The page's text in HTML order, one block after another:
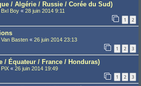
/ Algérie / Russie / Corée du Sud)
Bxl Boy « 28 juin 2014 9:11
1 2
Van Basten « 26 juin 2014 23:13
1 2 3
/ Équateur / France / Honduras)
PiX « 26 juin 2014 19:49
1 2 3